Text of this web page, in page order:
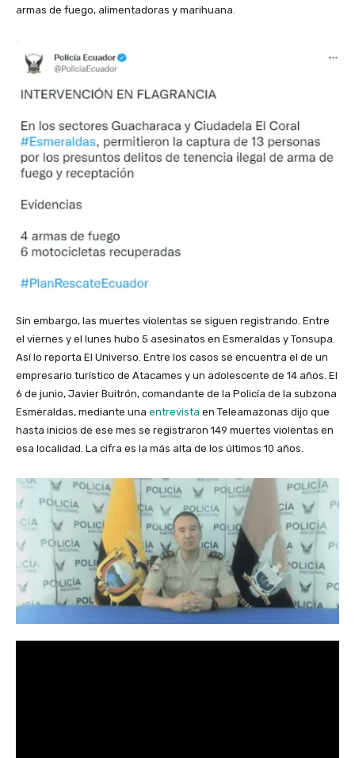
armas de fuego, alimentadoras y marihuana.
Sin embargo, las muertes violentas se siguen registrando. Entre
el viernes y el lunes hubo 5 asesinatos en Esmeraldas y Tonsupa.
Así lo reporta El Universo. Entre los casos se encuentra el de un
empresario turístico de Atacames y un adolescente de 14 años. El
6 de junio, Javier Buitrón, comandante de la Policía de la subzona
Esmeraldas, mediante una entrevista en Teleamazonas dijo que
hasta inicios de ese mes se registraron 149 muertes violentas en
esa localidad. La cifra es la más alta de los últimos 10 años.